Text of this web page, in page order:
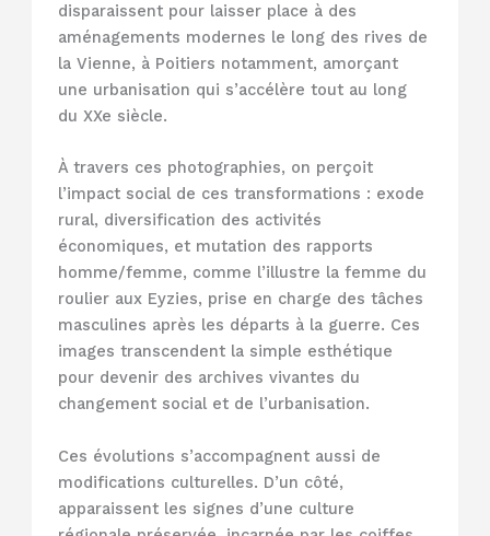
disparaissent pour laisser place à des
aménagements modernes le long des rives de
la Vienne, à Poitiers notamment, amorçant
une urbanisation qui s’accélère tout au long
du XXe siècle.
À travers ces photographies, on perçoit
l’impact social de ces transformations : exode
rural, diversification des activités
économiques, et mutation des rapports
homme/femme, comme l’illustre la femme du
roulier aux Eyzies, prise en charge des tâches
masculines après les départs à la guerre. Ces
images transcendent la simple esthétique
pour devenir des archives vivantes du
changement social et de l’urbanisation.
Ces évolutions s’accompagnent aussi de
modifications culturelles. D’un côté,
apparaissent les signes d’une culture